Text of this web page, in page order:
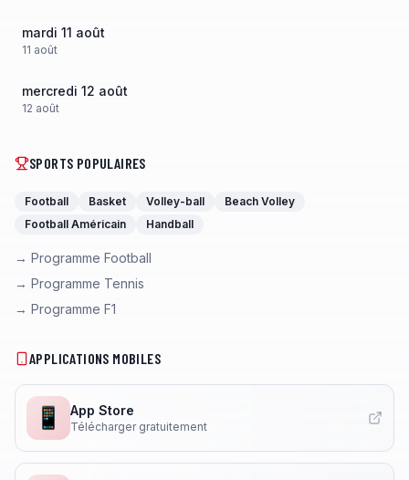
mardi 11 août
11 août
mercredi 12 août
12 août
SPORTS POPULAIRES
Football Basket Volley-ball
Beach Volley
Football Américain
Handball
→ Programme Football
→ Programme Tennis
→ Programme F1
APPLICATIONS MOBILES
📱 App Store
Télécharger gratuitement